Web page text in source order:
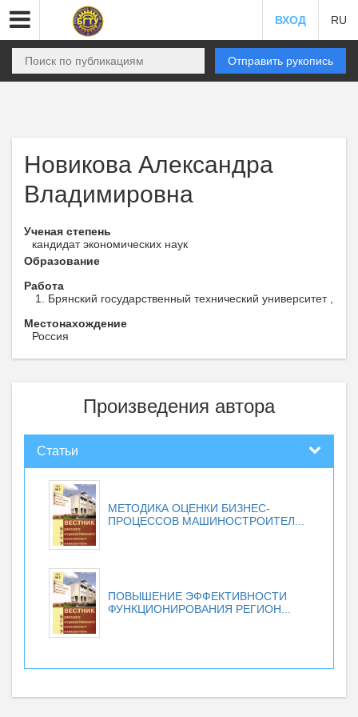
ВХОД RU
Отправить рукопись
Новикова Александра
Владимировна
Ученая степень
кандидат экономических наук
Образование
Работа
Брянский государственный технический университет ,
Местонахождение
Россия
Произведения автора
Статьи
МЕТОДИКА ОЦЕНКИ БИЗНЕС-
ПРОЦЕССОВ МАШИНОСТРОИТЕЛ...
ПОВЫШЕНИЕ ЭФФЕКТИВНОСТИ
ФУНКЦИОНИРОВАНИЯ РЕГИОН...